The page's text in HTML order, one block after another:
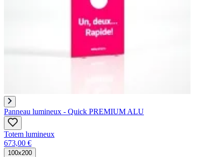
Panneau lumineux - Quick PREMIUM ALU
Totem lumineux
673,00 €
100x200